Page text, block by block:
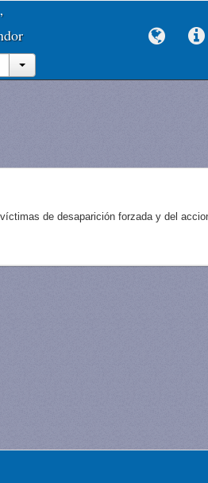
de desaparición forzada y del